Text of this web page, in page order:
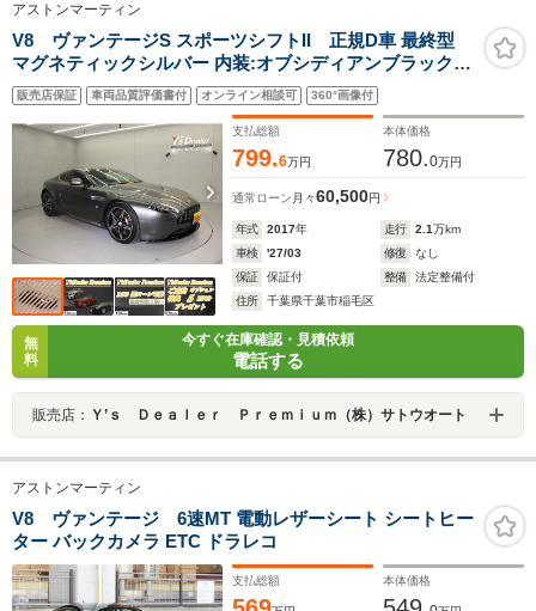
アストンマーティン
V8 ヴァンテージS スポーツシフトII 正規D車 最終型
マグネティックシルバー 内装:オブシディアンブラックレ
ザー 専用インターフェイス 7VワイドTV内蔵SDナビ ドラ
レコ付レーダー探知機 バックカメラ ETC
販売店保証 車両品質評価書付 オンライン相談可 360°画像付
支払総額
799.6万円
本体価格
780.0万円
通常ローン 月々60,500円
年式 2017年 走行 2.1万km
車検
'27/03 修復
なし
保証
保証付 整備
法定整備付
住所
千葉県千葉市稲毛区
無
料
今すぐ在庫確認・見積依頼
電話する
販売店： Ｙ’ｓ Ｄｅａｌｅｒ Ｐｒｅｍｉｕｍ（株）サトウオート
アストンマーティン
V8 ヴァンテージ 6速MT 電動レザーシート シートヒー
ター バックカメラ ETC ドラレコ
支払総額 本体価格